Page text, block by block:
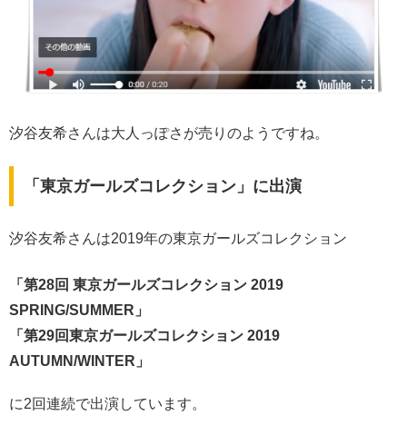
汐谷友希さんは大人っぽさが売りのようですね。
「東京ガールズコレクション」に出演
汐谷友希さんは2019年の東京ガールズコレクション
「第28回 東京ガールズコレクション 2019
SPRING/SUMMER」
「第29回東京ガールズコレクション 2019
AUTUMN/WINTER」
に2回連続で出演しています。